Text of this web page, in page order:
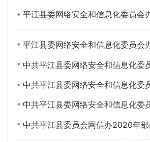
平江县委网络安全和信息化委员会办公室
平江县委网络安全和信息化委员会办公室
中共平江县委网络安全和信息化委员会办公室2023
中共平江县委网络安全和信息化委员会办公室
中共平江县委网络安全和信息化委员会办公室
中共平江县委员会网信办2020年